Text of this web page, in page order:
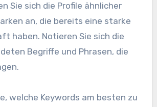
Sie sich die Profile ähnlicher
an, die bereits eine starke
haben. Notieren Sie sich die
Begriffe und Phrasen, die
welche Keywords am besten zu